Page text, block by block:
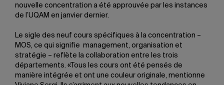
nouvelle concentration a été approuvée par les instances
de l’UQAM en janvier dernier.
Le sigle des neuf cours spécifiques à la concentration –
MOS, ce qui signifie management, organisation et
stratégie – reflète la collaboration entre les trois
départements. «Tous les cours ont été pensés de
manière intégrée et ont une couleur originale, mentionne